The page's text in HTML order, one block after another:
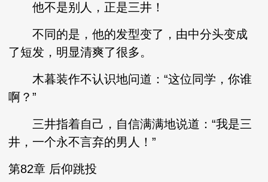
他不是别人，正是三井！
不同的是，他的发型变了，由中分头变成
了短发，明显清爽了很多。
木暮装作不认识地问道：“这位同学，你谁
啊？”
三井指着自己，自信满满地说道：“我是三
井，一个永不言弃的男人！”
第82章 后仰跳投